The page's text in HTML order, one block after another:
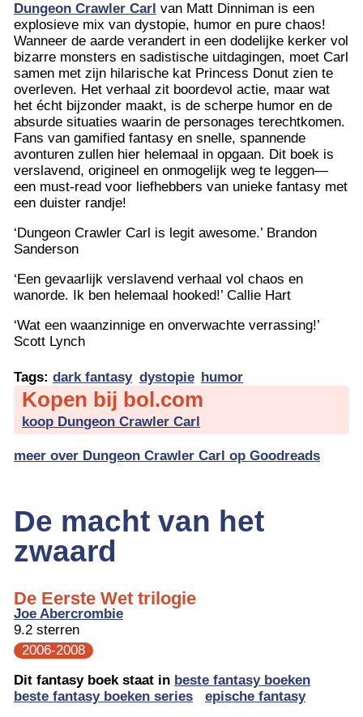
Dungeon Crawler Carl van Matt Dinniman is een
explosieve mix van dystopie, humor en pure chaos!
Wanneer de aarde verandert in een dodelijke kerker vol
bizarre monsters en sadistische uitdagingen, moet Carl
samen met zijn hilarische kat Princess Donut zien te
overleven. Het verhaal zit boordevol actie, maar wat
het écht bijzonder maakt, is de scherpe humor en de
absurde situaties waarin de personages terechtkomen.
Fans van gamified fantasy en snelle, spannende
avonturen zullen hier helemaal in opgaan. Dit boek is
verslavend, origineel en onmogelijk weg te leggen—
een must-read voor liefhebbers van unieke fantasy met
een duister randje!
‘Dungeon Crawler Carl is legit awesome.’ Brandon
Sanderson
‘Een gevaarlijk verslavend verhaal vol chaos en
wanorde. Ik ben helemaal hooked!’ Callie Hart
‘Wat een waanzinnige en onverwachte verrassing!’
Scott Lynch
Tags: dark fantasy dystopie humor
Kopen bij bol.com
koop Dungeon Crawler Carl
meer over Dungeon Crawler Carl op Goodreads
De macht van het
zwaard
De Eerste Wet trilogie
Joe Abercrombie
9.2 sterren
2006-2008
Dit fantasy boek staat in beste fantasy boeken
beste fantasy boeken series
epische fantasy